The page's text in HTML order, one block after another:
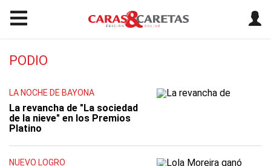
PODIO
LA NOCHE DE BAYONA
La revancha de "La sociedad
de la nieve" en los Premios
Platino
NUEVO LOGRO